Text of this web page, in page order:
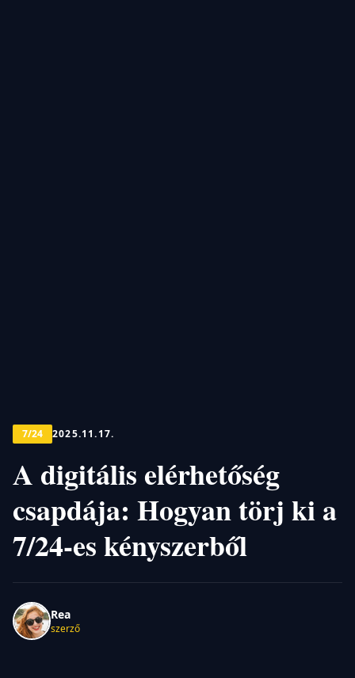
7/24 2025.11.17.
A digitális elérhetőség
csapdája: Hogyan törj ki a
7/24-es kényszerből
Rea
szerző